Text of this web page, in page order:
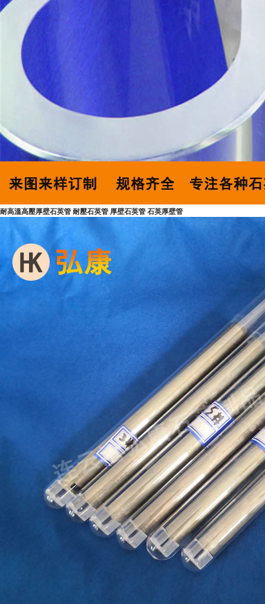
耐高溫高壓厚壁石英管 耐壓石英管 厚壁石英管 石英厚壁管